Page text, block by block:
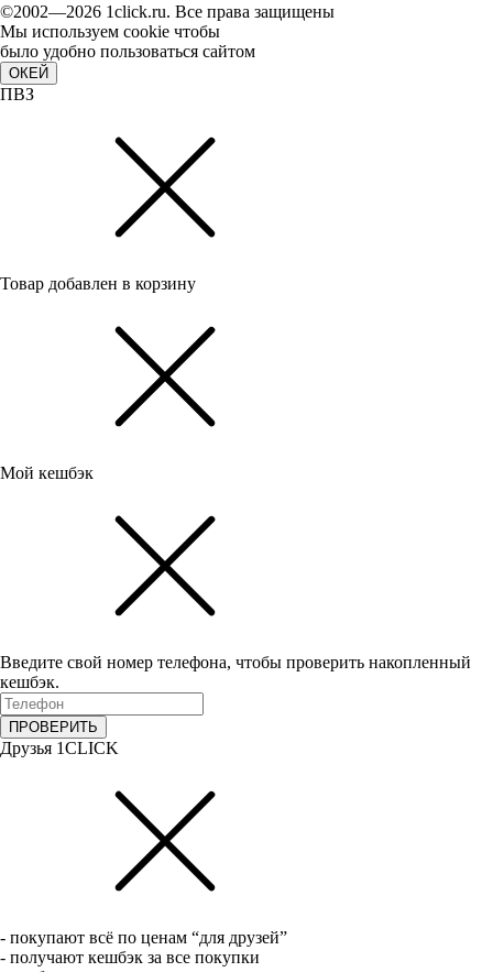
©2002—2026 1сlick.ru. Все права защищены
Мы используем cookie чтобы
было удобно пользоваться сайтом
ОКЕЙ
ПВЗ
Товар добавлен в корзину
Мой кешбэк
Введите свой номер телефона, чтобы проверить накопленный
кешбэк.
ПРОВЕРИТЬ
Друзья 1CLICK
- покупают всё по ценам “для друзей”
- получают кешбэк за все покупки